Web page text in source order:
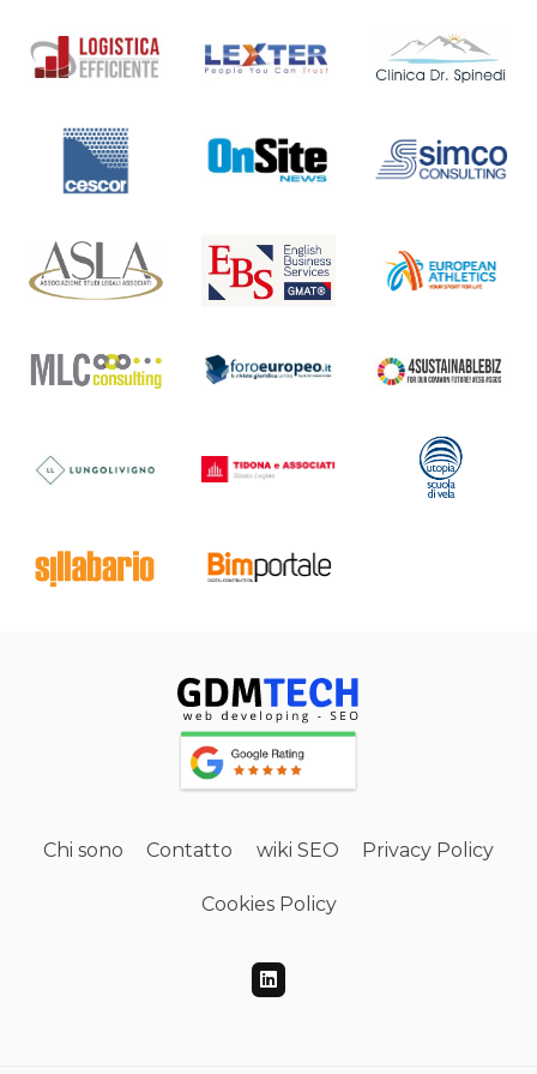
Chi sono Contatto wiki SEO Privacy Policy
Cookies Policy